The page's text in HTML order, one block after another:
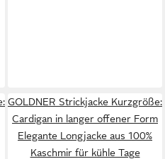
GOLDNER Strickjacke Kurzgröße:
Cardigan in langer offener Form
Elegante Longjacke aus 100%
Kaschmir für kühle Tage